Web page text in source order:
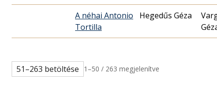
A néhai Antonio
Tortilla
Hegedűs Géza
51–263 betöltése 1–50 / 263 megjelenítve